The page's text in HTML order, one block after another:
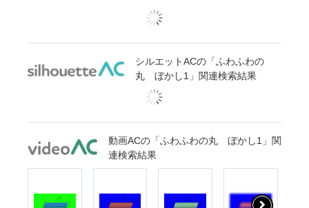
シルエットACの「ふわふわの
丸 ぼかし1」関連検索結果
動画ACの「ふわふわの丸 ぼかし1」関
連検索結果